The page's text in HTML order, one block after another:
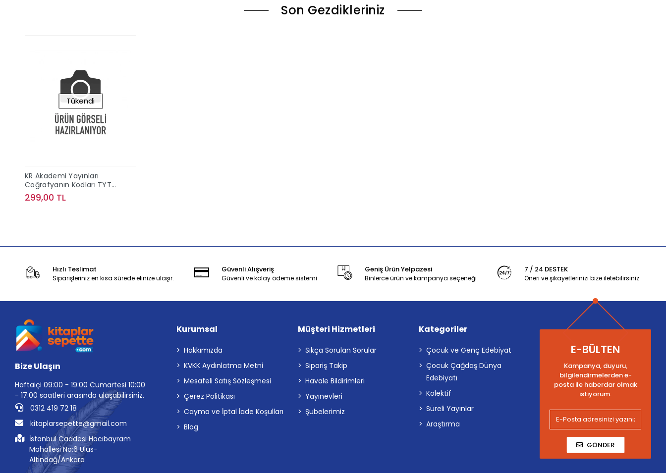
Son Gezdikleriniz
Tükendi
KR Akademi Yayınları
Coğrafyanın Kodları TYT
Coğrafya Kamp Kitabı
299,00 TL
Hızlı Teslimat
Siparişleriniz en kısa sürede elinize ulaşır.
Güvenli Alışveriş
Güvenli ve kolay ödeme sistemi
Geniş Ürün Yelpazesi
Binlerce ürün ve kampanya seçeneği
7 / 24 DESTEK
Öneri ve şikayetlerinizi bize iletebilirsiniz.
Bize Ulaşın
Haftaiçi 09:00 - 19:00 Cumartesi 10:00
- 17:00 saatleri arasında ulaşabilirsiniz.
0312 419 72 18
kitaplarsepette@gmail.com
İstanbul Caddesi Hacıbayram
Mahallesi No:6 Ulus-
Altındağ/Ankara
Kurumsal
Hakkımızda
KVKK Aydınlatma Metni
Mesafeli Satış Sözleşmesi
Çerez Politikası
Cayma ve İptal İade Koşulları
Blog
Müşteri Hizmetleri
Sıkça Sorulan Sorular
Sipariş Takip
Havale Bildirimleri
Yayınevleri
Şubelerimiz
Kategoriler
Çocuk ve Genç Edebiyat
Çocuk Çağdaş Dünya
Edebiyatı
Kolektif
Süreli Yayınlar
Araştırma
E-BÜLTEN
Kampanya, duyuru,
bilgilendirmelerden e-
posta ile haberdar olmak
istiyorum.
GÖNDER